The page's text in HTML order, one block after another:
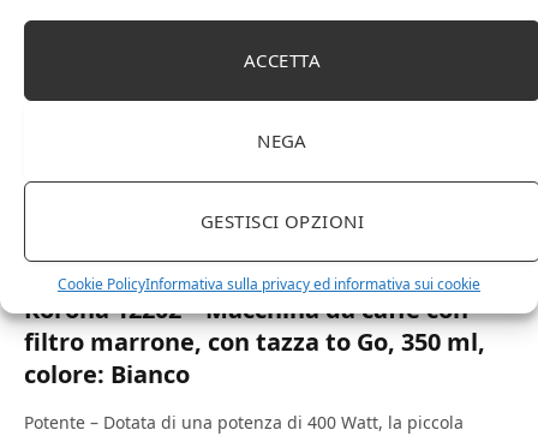
ACCETTA
NEGA
GESTISCI OPZIONI
Cookie PolicyInformativa sulla privacy ed informativa sui cookie
Korona 12202 – Macchina da caffè con
filtro marrone, con tazza to Go, 350 ml,
colore: Bianco
Potente – Dotata di una potenza di 400 Watt, la piccola